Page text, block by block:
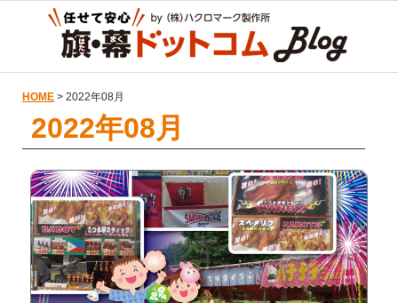
HOME > 2022年08月
2022年08月